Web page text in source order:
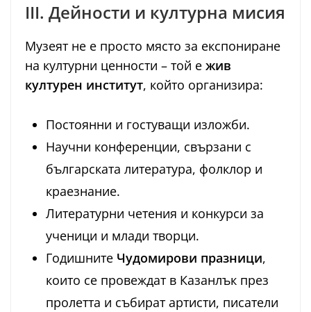
III. Дейности и културна мисия
Музеят не е просто място за експониране
на културни ценности – той е жив
културен институт, който организира:
Постоянни и гостуващи изложби.
Научни конференции, свързани с
българската литература, фолклор и
краезнание.
Литературни четения и конкурси за
ученици и млади творци.
Годишните Чудомирови празници,
които се провеждат в Казанлък през
пролетта и събират артисти, писатели